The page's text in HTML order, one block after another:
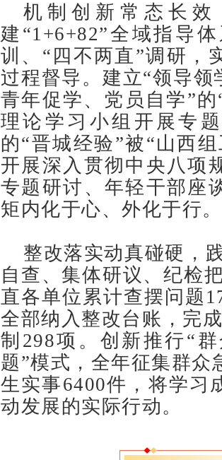
机制创新常态长
建“1+6+82”全域指导
训、“四不两直”调研，
过程督导。建立“领导
青年促学、党员自学”
理论学习小组开展专
的“晋城经验”被“山西
开展深入贯彻中央八项
专题研讨、年轻干部座
矩内化于心、外化于行。
整改落实动真碰硬，
自查、集体研议、纪检
直各单位累计查摆问题
全部纳入整改台账，完
制298项。创新推行“
题”模式，全年征集群众
生实事6400件，将学习
动发展的实际行动。